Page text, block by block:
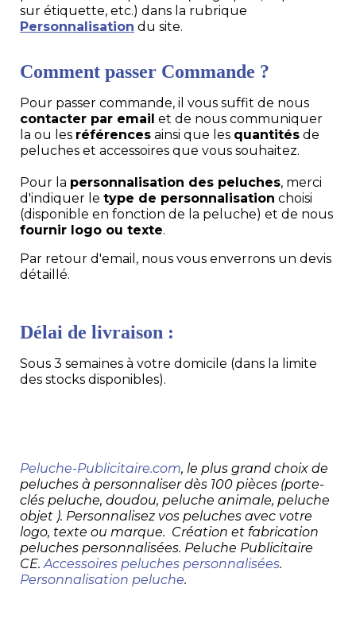
sur étiquette, etc.) dans la rubrique
Personnalisation du site.
Comment passer Commande ?
Pour passer commande, il vous suffit de nous
contacter par email et de nous communiquer
la ou les références ainsi que les quantités de
peluches et accessoires que vous souhaitez.
Pour la personnalisation des peluches, merci
d'indiquer le type de personnalisation choisi
(disponible en fonction de la peluche) et de nous
fournir logo ou texte.
Par retour d'email, nous vous enverrons un devis
détaillé.
Délai de livraison :
Sous 3 semaines à votre domicile (dans la limite
des stocks disponibles).
Peluche-Publicitaire.com, le plus grand choix de
peluches à personnaliser dès 100 pièces (porte-
clés peluche, doudou, peluche animale, peluche
objet ). Personnalisez vos peluches avec votre
logo, texte ou marque. Création et fabrication
peluches personnalisées. Peluche Publicitaire
CE. Accessoires peluches personnalisées.
Personnalisation peluche.